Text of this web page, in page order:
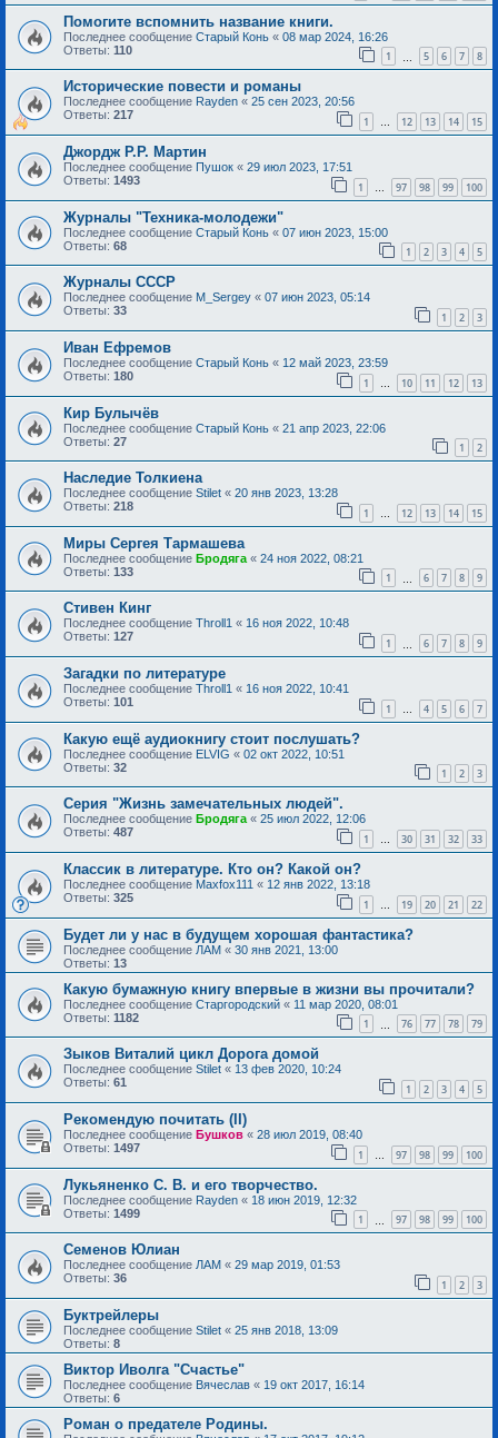
Помогите вспомнить название книги.
Последнее сообщение Старый Конь « 08 мар 2024, 16:26
Ответы: 110 1 5 6 7 8
Исторические повести и романы
Последнее сообщение Rayden « 25 сен 2023, 20:56
Ответы: 217 1 … 12 13 14 15
Джордж Р.Р. Мартин
Последнее сообщение Пушок « 29 июл 2023, 17:51
Ответы: 1493 1 … 97 98 99 100
Журналы "Техника-молодежи"
Последнее сообщение Старый Конь « 07 июн 2023, 15:00
Ответы: 68 1 2 3 4 5
Журналы СССР
Последнее сообщение M_Sergey « 07 июн 2023, 05:14
Ответы: 33 1 2 3
Иван Ефремов
Последнее сообщение Старый Конь « 12 май 2023, 23:59
Ответы: 180 1 10 11 12 13
Кир Булычёв
Последнее сообщение Старый Конь « 21 апр 2023, 22:06
Ответы: 27 1 2
Наследие Толкиена
Последнее сообщение Stilet « 20 янв 2023, 13:28
Ответы: 218 1 … 12 13 14 15
Миры Сергея Тармашева
Последнее сообщение Бродяга « 24 ноя 2022, 08:21
Ответы: 133 1 6 7 8 9
Стивен Кинг
Последнее сообщение Throll1 « 16 ноя 2022, 10:48
Ответы: 127 1 6 7 8 9
Загадки по литературе
Последнее сообщение Throll1 « 16 ноя 2022, 10:41
Ответы: 101 1 … 4 5 6 7
Какую ещё аудиокнигу стоит послушать?
Последнее сообщение ELVIG « 02 окт 2022, 10:51
Ответы: 32 1 2 3
Серия "Жизнь замечательных людей".
Последнее сообщение Бродяга « 25 июл 2022, 12:06
Ответы: 487 1 … 30 31 32 33
Классик в литературе. Кто он? Какой он?
Последнее сообщение Maxfox111 « 12 янв 2022, 13:18
Ответы: 325 1 … 19 20 21 22
Будет ли у нас в будущем хорошая фантастика?
Последнее сообщение ЛАМ « 30 янв 2021, 13:00
Ответы: 13
Какую бумажную книгу впервые в жизни вы прочитали?
Последнее сообщение Старгородский « 11 мар 2020, 08:01
Ответы: 1182 1 76 77 78 79
Зыков Виталий цикл Дорога домой
Последнее сообщение Stilet « 13 фев 2020, 10:24
Ответы: 61 1 2 3 4 5
Рекомендую почитать (II)
Последнее сообщение Бушков « 28 июл 2019, 08:40
Ответы: 1497 1 … 97 98 99 100
Лукьяненко С. В. и его творчество.
Последнее сообщение Rayden « 18 июн 2019, 12:32
Ответы: 1499 1 97 98 99 100
Семенов Юлиан
Последнее сообщение ЛАМ « 29 мар 2019, 01:53
Ответы: 36 1 2 3
Буктрейлеры
Последнее сообщение Stilet « 25 янв 2018, 13:09
Ответы: 8
Виктор Иволга "Счастье"
Последнее сообщение Вячеслав « 19 окт 2017, 16:14
Ответы: 6
Роман о предателе Родины.